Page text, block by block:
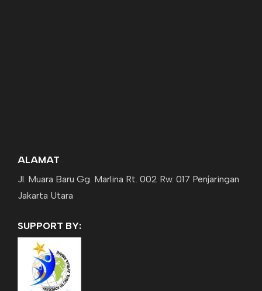
ALAMAT
Jl. Muara Baru Gg. Marlina Rt. 002 Rw. 017 Penjaringan
Jakarta Utara
SUPPORT BY: